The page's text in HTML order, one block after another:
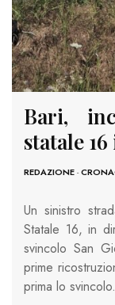
Bari,
statale
REDAZIONE-
Un sinistro
Statale 16, in
svincolo San
prime
prima lo